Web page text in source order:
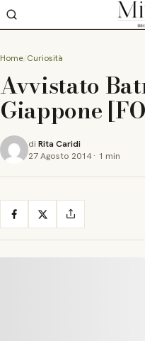
Home Curiosità
Avvistato
Giappone
di Rita Caridi
27 Agosto 2014· 1 min